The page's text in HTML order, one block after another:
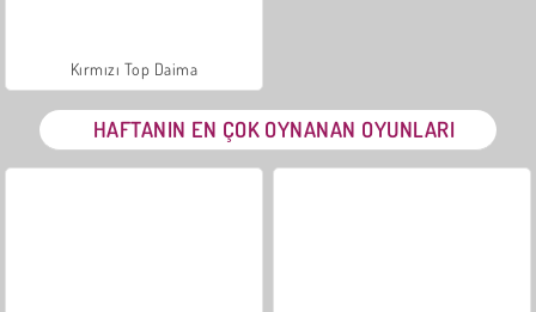
Kırmızı Top Daima
HAFTANIN EN ÇOK OYNANAN OYUNLARI